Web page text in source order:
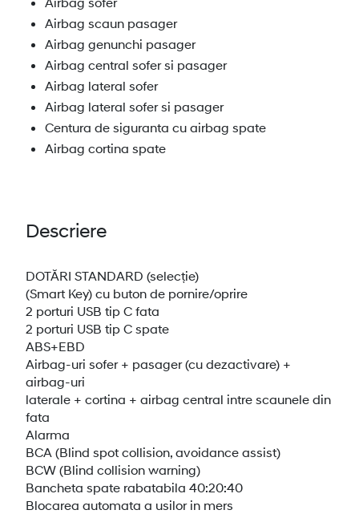
Airbag scaun pasager
Airbag genunchi pasager
Airbag central sofer si pasager
Airbag lateral sofer
Airbag lateral sofer si pasager
Centura de siguranta cu airbag spate
Airbag cortina spate
Descriere
DOTĂRI STANDARD (selecție)
(Smart Key) cu buton de pornire/oprire
2 porturi USB tip C fata
2 porturi USB tip C spate
ABS+EBD
Airbag-uri sofer + pasager (cu dezactivare) +
airbag-uri
laterale + cortina + airbag central intre scaunele din
fata
Alarma
BCA (Blind spot collision, avoidance assist)
BCW (Blind collision warning)
Bancheta spate rabatabila 40:20:40
Blocarea automata a usilor in mers